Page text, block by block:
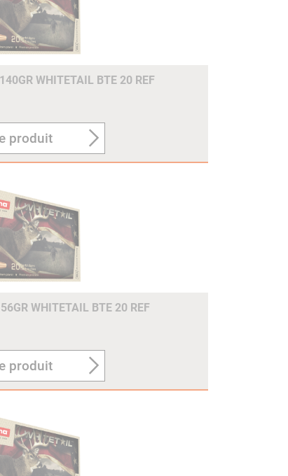
WHITETAIL BTE 20 REF
produit
WHITETAIL BTE 20 REF
produit